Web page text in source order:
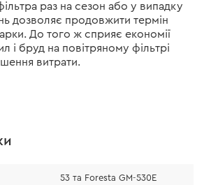
раз на сезон або у випадку
дозволяє продовжити термін
До того ж сприяє економії
і бруд на повітряному фільтрі
витрати.
53 та Foresta GM-530E